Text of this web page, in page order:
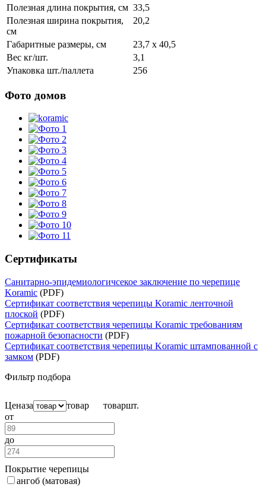
Полезная длина покрытия, см 33,5
Полезная ширина покрытия,
см
20,2
Габаритные размеры, см
23,7 x 40,5
Вес кг/шт.
3,1
Упаковка шт./паллета
256
Фото домов
Сертификаты
Санитарно-эпидемиологичсекое заключение по черепице
Koramic (PDF)
Сертификат соответствия черепицы Koramic ленточной
плоской (PDF)
Сертификат соответствия черепицы Koramic требованиям
пожарной безопасности (PDF)
Сертификат соответствия черепицы Koramic штампованной с
замком (PDF)
Фильтр подбора
Ценаза товар товаршт.
от
до
Покрытие черепицы
ангоб (матовая)